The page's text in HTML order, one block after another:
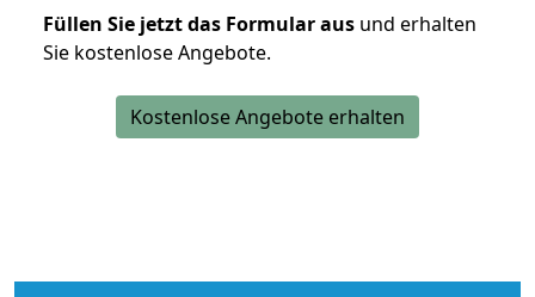
Füllen Sie jetzt das Formular aus und erhalten
Sie kostenlose Angebote.
Kostenlose Angebote erhalten